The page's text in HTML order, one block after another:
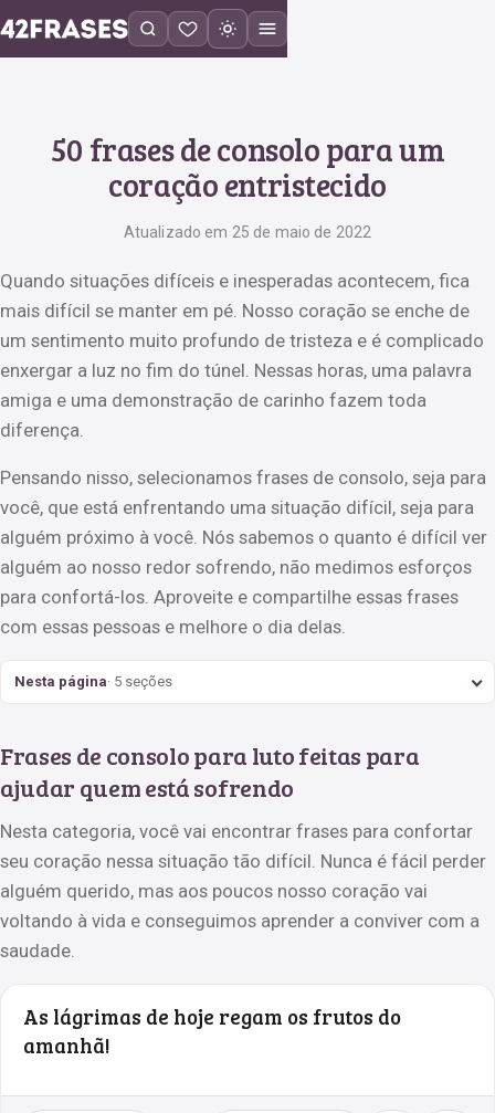
50 frases de consolo para um
coração entristecido
Atualizado em 25 de maio de 2022
Quando situações difíceis e inesperadas acontecem, fica
mais difícil se manter em pé. Nosso coração se enche de
um sentimento muito profundo de tristeza e é complicado
enxergar a luz no fim do túnel. Nessas horas, uma palavra
amiga e uma demonstração de carinho fazem toda
diferença.
Pensando nisso, selecionamos frases de consolo, seja para
você, que está enfrentando uma situação difícil, seja para
alguém próximo à você. Nós sabemos o quanto é difícil ver
alguém ao nosso redor sofrendo, não medimos esforços
para confortá-los. Aproveite e compartilhe essas frases
com essas pessoas e melhore o dia delas.
Nesta página· 5 seções
Frases de consolo para luto feitas para
ajudar quem está sofrendo
Nesta categoria, você vai encontrar frases para confortar
seu coração nessa situação tão difícil. Nunca é fácil perder
alguém querido, mas aos poucos nosso coração vai
voltando à vida e conseguimos aprender a conviver com a
saudade.
As lágrimas de hoje regam os frutos do
amanhã!